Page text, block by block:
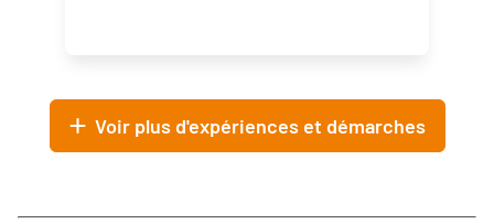
Voir plus d'expériences et démarches